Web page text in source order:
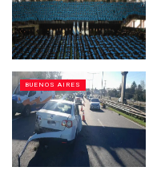
BUENOS AIRES